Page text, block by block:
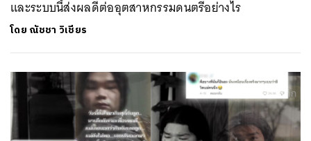
และระบบนี้ส่งผลดีต่ออุตสาหกรรมดนตรีอย่างไร
โดย ณัชชา วิเชียร